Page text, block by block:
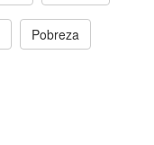
Pobreza